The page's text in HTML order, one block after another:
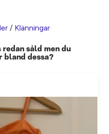
/ Klänningar
redan såld men du
bland dessa?